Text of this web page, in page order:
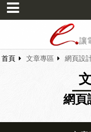
讓
首頁 文章專區 網頁設
網頁